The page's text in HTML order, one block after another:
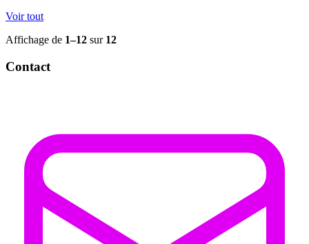
Voir tout
Affichage de 1–12 sur 12
Contact